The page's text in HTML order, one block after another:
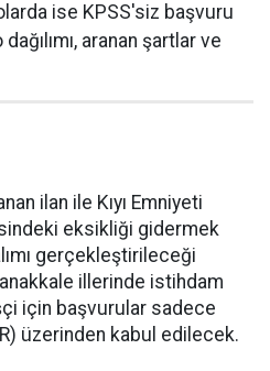
ise KPSS'siz başvuru
aranan şartlar ve
ilan ile Kıyı Emniyeti
eksikliği gidermek
gerçekleştirileceği
illerinde istihdam
için başvurular sadece
üzerinden kabul edilecek.